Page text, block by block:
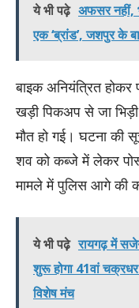
ये भी पढ़े अफसर नहीं,
एक ‘ब्रांड’, जशपुर के
बाइक अनियंत्रित
खड़ी पिकअप से जा
मौत हो गई। घटना की
शव को कब्जे में लेकर
मामले में पुलिस आगे की
ये भी पढ़े रायगढ़ में
शुरू होगा 41वां
विशेष मंच